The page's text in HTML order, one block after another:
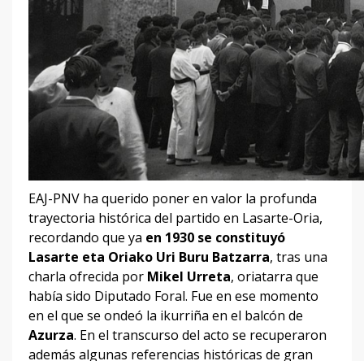
EAJ-PNV ha querido poner en valor la profunda
trayectoria histórica del partido en Lasarte-Oria,
recordando que ya en 1930 se constituyó
Lasarte eta Oriako Uri Buru Batzarra, tras una
charla ofrecida por Mikel Urreta, oriatarra que
había sido Diputado Foral. Fue en ese momento
en el que se ondeó la ikurriña en el balcón de
Azurza. En el transcurso del acto se recuperaron
además algunas referencias históricas de gran